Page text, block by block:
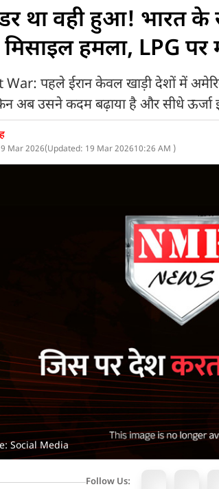
था वही हुआ! भारत
मिसाइल हमला, LPG
पहले ईरान केवल खाड़ी देशों में
अब उसने कदम बढ़ाया है और सीधे ऊर्जा
Mar 2026(Updated: 19 Mar 202610:26 AM )
Social Media
Follow Us: